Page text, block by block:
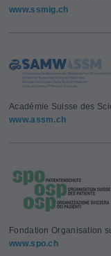
www.ssmig.ch
Académie Suisse des
www.assm.ch
Fondation Organisation
www.spo.ch